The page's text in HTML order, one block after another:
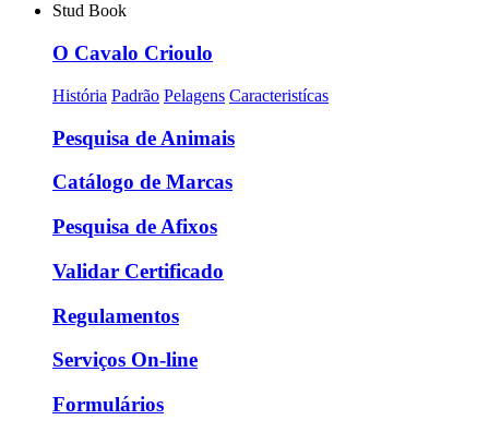
Stud Book
O Cavalo Crioulo
História Padrão Pelagens Caracteristícas
Pesquisa de Animais
Catálogo de Marcas
Pesquisa de Afixos
Validar Certificado
Regulamentos
Serviços On-line
Formulários